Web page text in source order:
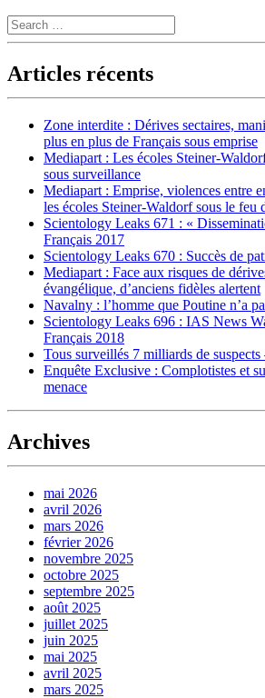
Search
Articles récents
Zone interdite : Dérives sectaires,
plus en plus de Français sous emprise
Mediapart : Les écoles Steiner-
sous surveillance
Mediapart : Emprise, violences entre
les écoles Steiner-Waldorf sous le feu
Scientology Leaks 671 : «
Français 2017
Scientology Leaks 670 : Succès de
Mediapart : Face aux risques de
évangélique, d’anciens fidèles alertent
Navalny : l’homme que Poutine n’a
Scientology Leaks 696 : IAS News
Français 2018
Tous surveillés 7 milliards de
Enquête Exclusive : Complotistes et
menace
Archives
mai 2026
avril 2026
mars 2026
février 2026
novembre 2025
octobre 2025
septembre 2025
août 2025
juillet 2025
juin 2025
mai 2025
avril 2025
mars 2025